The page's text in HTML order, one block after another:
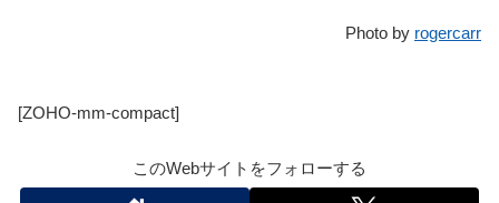
Photo by rogercarr
[ZOHO-mm-compact]
このWebサイトをフォローする